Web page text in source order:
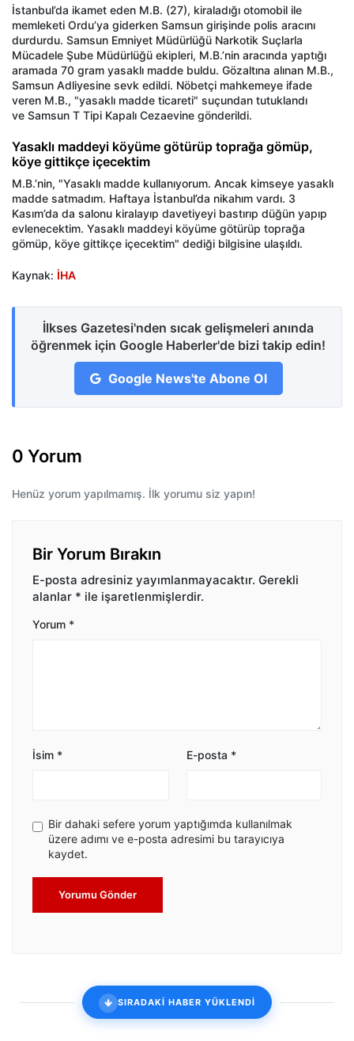
İstanbul’da ikamet eden M.B. (27), kiraladığı otomobil ile
memleketi Ordu’ya giderken Samsun girişinde polis aracını
durdurdu. Samsun Emniyet Müdürlüğü Narkotik Suçlarla
Mücadele Şube Müdürlüğü ekipleri, M.B.’nin aracında yaptığı
aramada 70 gram yasaklı madde buldu. Gözaltına alınan M.B.,
Samsun Adliyesine sevk edildi. Nöbetçi mahkemeye ifade
veren M.B., "yasaklı madde ticareti" suçundan tutuklandı
ve Samsun T Tipi Kapalı Cezaevine gönderildi.
Yasaklı maddeyi köyüme götürüp toprağa gömüp,
köye gittikçe içecektim
M.B.’nin, "Yasaklı madde kullanıyorum. Ancak kimseye yasaklı
madde satmadım. Haftaya İstanbul’da nikahım vardı. 3
Kasım’da da salonu kiralayıp davetiyeyi bastırıp düğün yapıp
evlenecektim. Yasaklı maddeyi köyüme götürüp toprağa
gömüp, köye gittikçe içecektim" dediği bilgisine ulaşıldı.
Kaynak: İHA
İlkses Gazetesi'nden sıcak gelişmeleri anında
öğrenmek için Google Haberler'de bizi takip edin!
Google News'te Abone Ol
0 Yorum
Henüz yorum yapılmamış. İlk yorumu siz yapın!
Bir Yorum Bırakın
E-posta adresiniz yayımlanmayacaktır. Gerekli
alanlar * ile işaretlenmişlerdir.
Yorum *
İsim * E-posta *
Bir dahaki sefere yorum yaptığımda kullanılmak
üzere adımı ve e-posta adresimi bu tarayıcıya
kaydet.
Yorumu Gönder
SIRADAKİ HABER YÜKLENDİ